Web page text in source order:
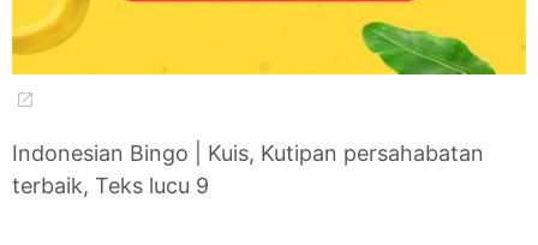
Indonesian Bingo | Kuis, Kutipan persahabatan
terbaik, Teks lucu 9